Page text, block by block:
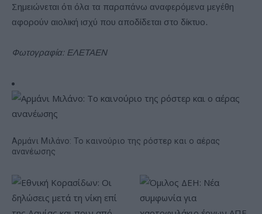
Σημειώνεται ότι όλα τα παραπάνω αναφερόμενα μεγέθη
αφορούν αιολική ισχύ που αποδίδεται στο δίκτυο.
Φωτογραφία: ΕΛΕΤΑΕΝ
Αρμάνι Μιλάνο: Το καινούριο της ρόστερ και ο αέρας
ανανέωσης